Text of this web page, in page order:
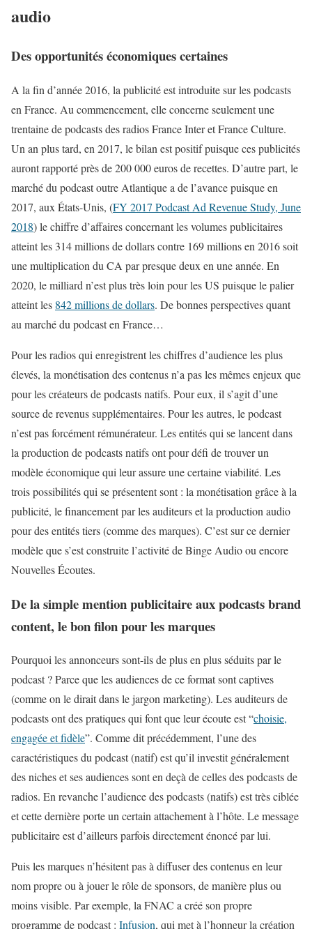
audio
Des opportunités économiques certaines
A la fin d’année 2016, la publicité est introduite sur les podcasts
en France. Au commencement, elle concerne seulement une
trentaine de podcasts des radios France Inter et France Culture.
Un an plus tard, en 2017, le bilan est positif puisque ces publicités
auront rapporté près de 200 000 euros de recettes. D’autre part, le
marché du podcast outre Atlantique a de l’avance puisque en
2017, aux États-Unis, (FY 2017 Podcast Ad Revenue Study, June
2018) le chiffre d’affaires concernant les volumes publicitaires
atteint les 314 millions de dollars contre 169 millions en 2016 soit
une multiplication du CA par presque deux en une année. En
2020, le milliard n’est plus très loin pour les US puisque le palier
atteint les 842 millions de dollars. De bonnes perspectives quant
au marché du podcast en France…
Pour les radios qui enregistrent les chiffres d’audience les plus
élevés, la monétisation des contenus n’a pas les mêmes enjeux que
pour les créateurs de podcasts natifs. Pour eux, il s’agit d’une
source de revenus supplémentaires. Pour les autres, le podcast
n’est pas forcément rémunérateur. Les entités qui se lancent dans
la production de podcasts natifs ont pour défi de trouver un
modèle économique qui leur assure une certaine viabilité. Les
trois possibilités qui se présentent sont : la monétisation grâce à la
publicité, le financement par les auditeurs et la production audio
pour des entités tiers (comme des marques). C’est sur ce dernier
modèle que s’est construite l’activité de Binge Audio ou encore
Nouvelles Écoutes.
De la simple mention publicitaire aux podcasts brand
content, le bon filon pour les marques
Pourquoi les annonceurs sont-ils de plus en plus séduits par le
podcast ? Parce que les audiences de ce format sont captives
(comme on le dirait dans le jargon marketing). Les auditeurs de
podcasts ont des pratiques qui font que leur écoute est “choisie,
engagée et fidèle”. Comme dit précédemment, l’une des
caractéristiques du podcast (natif) est qu’il investit généralement
des niches et ses audiences sont en deçà de celles des podcasts de
radios. En revanche l’audience des podcasts (natifs) est très ciblée
et cette dernière porte un certain attachement à l’hôte. Le message
publicitaire est d’ailleurs parfois directement énoncé par lui.
Puis les marques n’hésitent pas à diffuser des contenus en leur
nom propre ou à jouer le rôle de sponsors, de manière plus ou
moins visible. Par exemple, la FNAC a créé son propre
programme de podcast : Infusion, qui met à l’honneur la création